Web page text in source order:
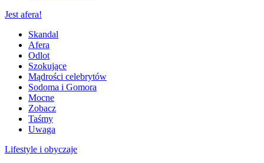
Jest afera!
Skandal
Afera
Odlot
Szokujące
Mądrości celebrytów
Sodoma i Gomora
Mocne
Zobacz
Taśmy
Uwaga
Lifestyle i obyczaje